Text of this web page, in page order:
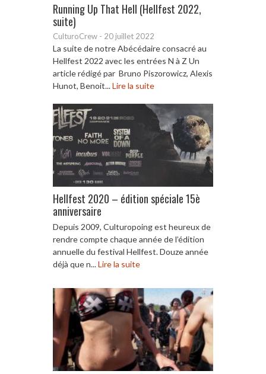
Running Up That Hell (Hellfest 2022,
suite)
CulturoCrew - 20 juillet 2022
La suite de notre Abécédaire consacré au
Hellfest 2022 avec les entrées N à Z Un
article rédigé par Bruno Piszorowicz, Alexis
Hunot, Benoit...Lire la suite
Hellfest 2020 – édition spéciale 15è
anniversaire
Depuis 2009, Culturopoing est heureux de
rendre compte chaque année de l’édition
annuelle du festival Hellfest. Douze année
déjà que n...Lire la suite